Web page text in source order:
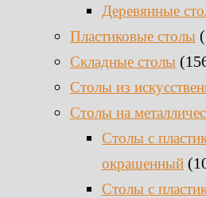
Деревянные
Пластиковые столы
Складные столы
Столы из
Столы на
Столы с
окрашенный
Столы с